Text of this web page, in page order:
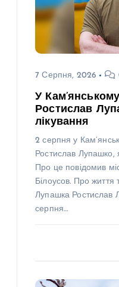
7 Серпня, 2026
У
Ростислав
лікування
2 серпня у
Ростислав Лупашко,
Про це повідомив
Білоусов. Про життя
Лупашка Ростислав
серпня…